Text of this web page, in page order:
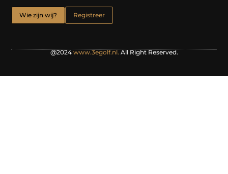
Wie zijn wij? Registreer
@2024www.3egolf.nl.All Right Reserved.